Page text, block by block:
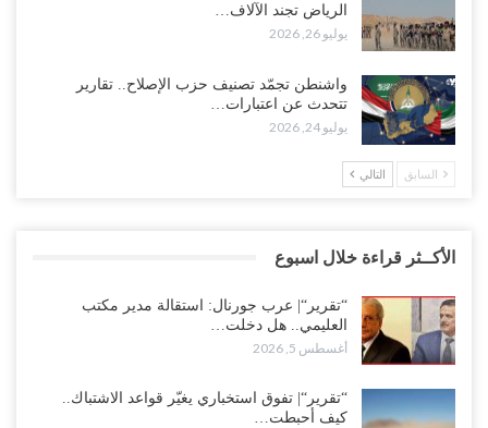
الرياض تجند الآلاف…
يوليو 26, 2026
واشنطن تجمّد تصنيف حزب الإصلاح.. تقارير
تتحدث عن اعتبارات…
يوليو 24, 2026
السابق التالي
الأكــثر قراءة خلال اسبوع
“تقرير“| عرب جورنال: استقالة مدير مكتب
العليمي.. هل دخلت…
أغسطس 5, 2026
“تقرير“| تفوق استخباري يغيّر قواعد الاشتباك..
كيف أحبطت…